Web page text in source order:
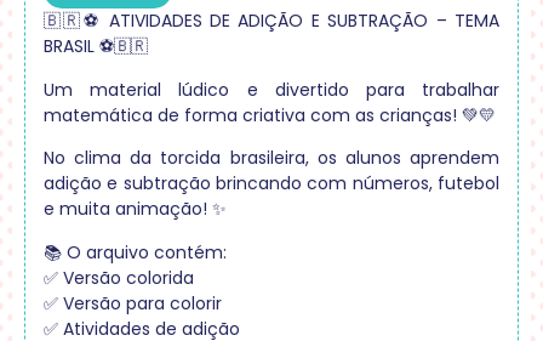
🇧🇷⚽ ATIVIDADES DE ADIÇÃO E SUBTRAÇÃO – TEMA
BRASIL ⚽🇧🇷
Um material lúdico e divertido para trabalhar
matemática de forma criativa com as crianças! 💚💛
No clima da torcida brasileira, os alunos aprendem
adição e subtração brincando com números, futebol
e muita animação! ✨
📚 O arquivo contém:
✅ Versão colorida
✅ Versão para colorir
✅ Atividades de adição